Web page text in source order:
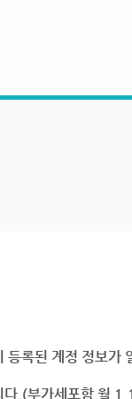
록된 계정 정보가
다.(부가세포함 월